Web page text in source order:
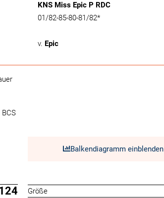
KNS Miss Epic P RDC
01/82-85-80-81/82*
v. Epic
Balkendiagramm einblenden
Größe